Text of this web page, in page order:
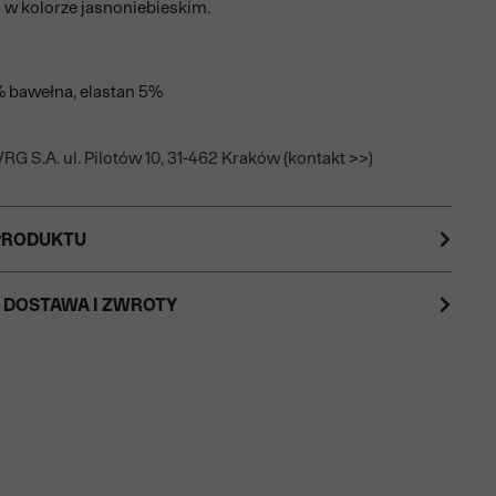
kolorze jasnoniebieskim.
bawełna, elastan 5%
S.A. ul. Pilotów 10, 31-462 Kraków (kontakt >>)
I ZWROTY